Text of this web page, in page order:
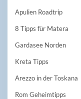
Apulien Roadtrip
8 Tipps für Matera
Gardasee Norden
Kreta Tipps
Arezzo in der Toskana
Rom Geheimtipps